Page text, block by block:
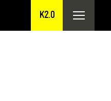
K2.0